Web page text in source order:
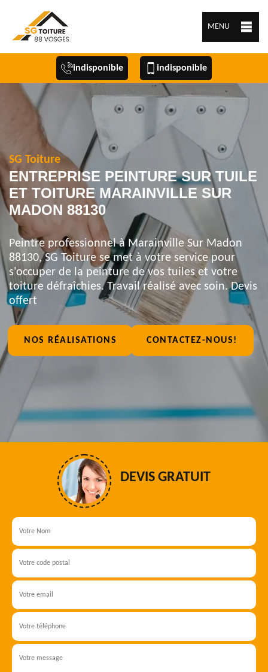
MENU
indisponible indisponible
SG Toiture
ENTREPRISE PEINTURE SUR TUILE
ET TOITURE MARAINVILLE SUR
MADON 88130
Peintre professionnel à Marainville Sur Madon
88130, SG Toiture se met à votre service pour
s'occuper de la peinture de vos tuiles et votre
toiture défraîchies. Travail réalisé avec soin. Devis
offert
NOS RÉALISATIONS CONTACTEZ-NOUS!
DEVIS GRATUIT